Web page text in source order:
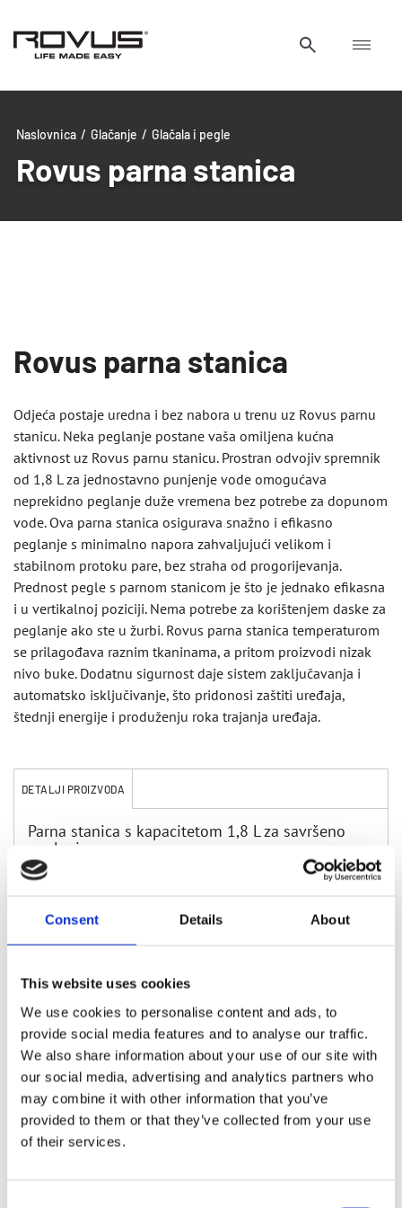
Consent Details About
This website uses cookies
We use cookies to personalise content and ads, to
provide social media features and to analyse our traffic.
We also share information about your use of our site with
our social media, advertising and analytics partners who
may combine it with other information that you’ve
provided to them or that they’ve collected from your use
of their services.
Naslovnica / Glačanje / Glačala i pegle
Rovus parna stanica
Rovus parna stanica
Odjeća postaje uredna i bez nabora u trenu uz Rovus parnu
stanicu. Neka peglanje postane vaša omiljena kućna
aktivnost uz Rovus parnu stanicu. Prostran odvojiv spremnik
od 1,8 L za jednostavno punjenje vode omogućava
neprekidno peglanje duže vremena bez potrebe za dopunom
vode. Ova parna stanica osigurava snažno i efikasno
peglanje s minimalno napora zahvaljujući velikom i
stabilnom protoku pare, bez straha od progorijevanja.
Prednost pegle s parnom stanicom je što je jednako efikasna
i u vertikalnoj poziciji. Nema potrebe za korištenjem daske za
peglanje ako ste u žurbi. Rovus parna stanica temperaturom
se prilagođava raznim tkaninama, a pritom proizvodi nizak
nivo buke. Dodatnu sigurnost daje sistem zaključavanja i
automatsko isključivanje, što pridonosi zaštiti uređaja,
štednji energije i produženju roka trajanja uređaja.
DETALJI PROIZVODA
Parna stanica s kapacitetom 1,8 L za savršeno
peglanje
Potražite u trgovinama
Rovus proizvode potražite i kod naših partnera